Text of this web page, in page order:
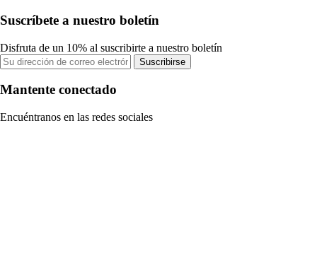
Suscríbete a nuestro boletín
Disfruta de un 10% al suscribirte a nuestro boletín
Suscribirse
Mantente conectado
Encuéntranos en las redes sociales